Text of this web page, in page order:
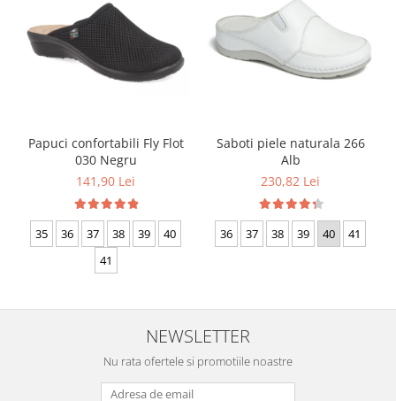
Papuci confortabili Fly Flot
030 Negru
141,90 Lei
35 36 37 38 39
40
41
Saboti piele naturala 266
Alb
230,82 Lei
36 37 38 39 40 41
NEWSLETTER
Nu rata ofertele si promotiile noastre